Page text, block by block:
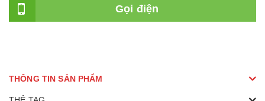
Gọi điện
THÔNG TIN SẢN PHẨM